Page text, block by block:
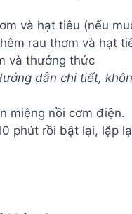
và hạt tiêu (nếu
và thưởng thức
dẫn chi tiết,
miệng nồi cơm điện.
phút rồi bật lại, lặp